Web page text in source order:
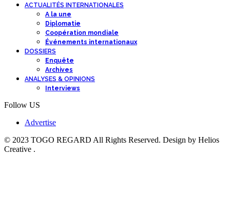
ACTUALITÉS INTERNATIONALES
A la une
Diplomatie
Coopération mondiale
Événements internationaux
DOSSIERS
Enquête
Archives
ANALYSES & OPINIONS
Interviews
Follow US
Advertise
© 2023 TOGO REGARD All Rights Reserved. Design by Helios
Creative .